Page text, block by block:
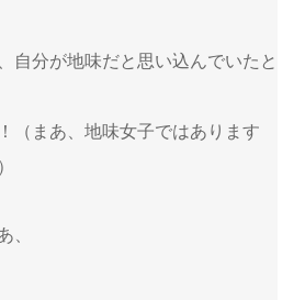
自分が地味だと思い込んでいたと
（まあ、地味女子ではあります
、